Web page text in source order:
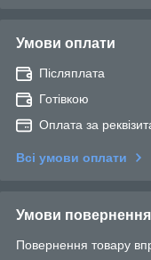
Умови оплати
Післяплата
Готівкою
Оплата за
Всі умови оплати
Умови повернення
Повернення товару